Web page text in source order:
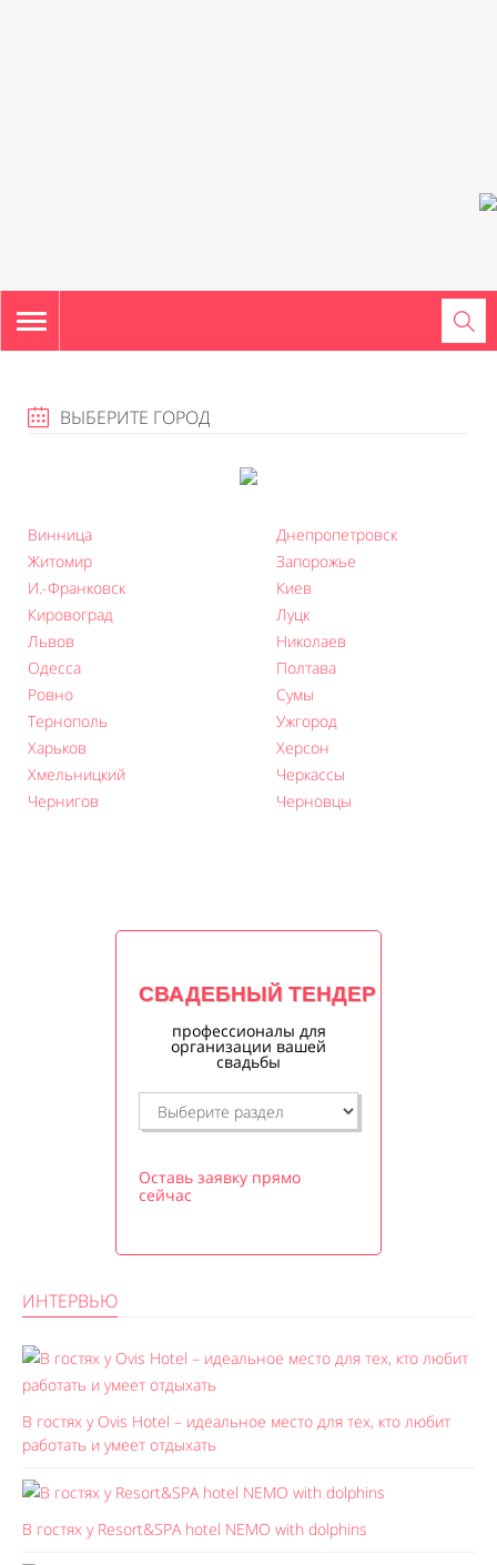
TOGGLE
NAVIGATION
ВЫБЕРИТЕ ГОРОД
Винница
Днепропетровск
Житомир
Запорожье
И.-Франковск
Киев
Кировоград
Луцк
Львов
Николаев
Одесса
Полтава
Ровно
Сумы
Тернополь
Ужгород
Харьков
Херсон
Хмельницкий
Черкаcсы
Чернигов
Черновцы
СВАДЕБНЫЙ ТЕНДЕР
профессионалы для
организации вашей
свадьбы
Оставь заявку прямо
сейчас
ИНТЕРВЬЮ
В гостях у Ovis Hotel – идеальное место для тех, кто любит
работать и умеет отдыхать
В гостях у Resort&SPA hotel NEMO with dolphins